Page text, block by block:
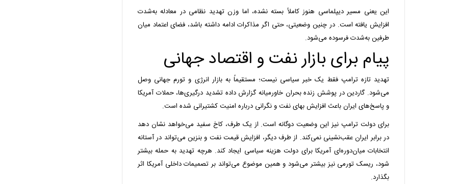
این یعنی مسیر دیپلماسی هنوز کاملاً بسته نشده، اما وزن تهدید نظامی در معادله به‌شدت
افزایش یافته است. در چنین وضعیتی، حتی اگر مذاکرات ادامه داشته باشد، فضای اعتماد میان
طرفین به‌شدت فرسوده می‌شود.
پیام برای بازار نفت و اقتصاد جهانی
تهدید تازه ترامپ فقط یک خبر سیاسی نیست؛ مستقیماً به بازار انرژی و تورم جهانی وصل
می‌شود. گاردین در پوشش زنده بحران خاورمیانه گزارش داده تشدید درگیری‌ها، حملات آمریکا
و پاسخ‌های ایران باعث افزایش بهای نفت و نگرانی درباره امنیت کشتیرانی شده است.
برای دولت ترامپ نیز این وضعیت دوگانه است. از یک طرف، کاخ سفید می‌خواهد نشان دهد
در برابر ایران عقب‌نشینی نمی‌کند. از طرف دیگر، افزایش قیمت نفت و بنزین می‌تواند در آستانه
انتخابات میان‌دوره‌ای آمریکا برای دولت هزینه سیاسی ایجاد کند. هرچه تهدید به حمله بیشتر
شود، ریسک تورمی نیز بیشتر می‌شود و همین موضوع می‌تواند بر تصمیمات داخلی آمریکا اثر
بگذارد.